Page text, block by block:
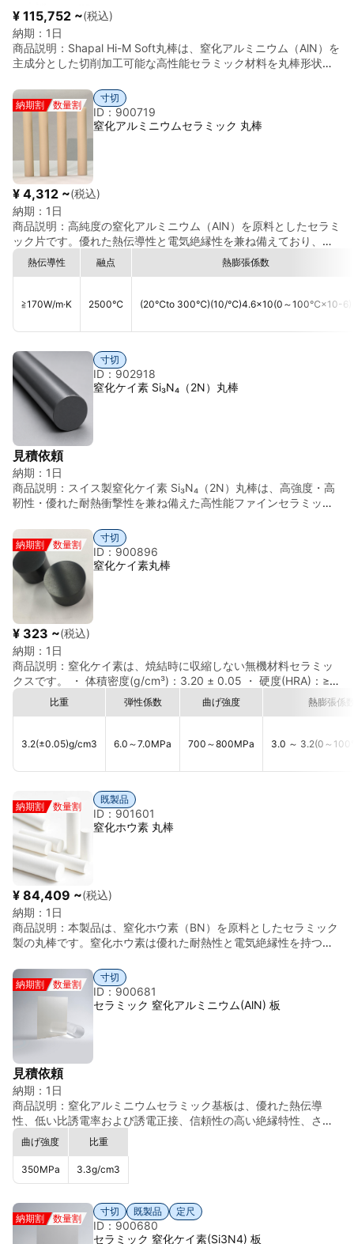
性能を有しています。 ◎高い電気絶縁性 電子機器・半導体用途に
も適しています。 ◎低熱膨張・高寸法安定性 温度変化環境下でも
高い寸法安定性を維持します。 ◎優れた耐熱性 高温環境下でも安
定した性能を維持します。 ◎優れた耐腐食性 化学環境下でも使用
可能です。 ◎高密度材料 密度：約3.3 g/cm³ ◎丸棒形状による高
精密セラミックス 高い品質安定性と加工精度を有しています。
¥ 115,752 ~(税込)
納期： 1日
商品説明： Shapal Hi-M Soft丸棒は、窒化アルミニウム（AlN）を
主成分とした切削加工可能な高性能セラミック材料を丸棒形状に
り、金属加工用の工具で機械加工（切削加工）が可能である点が
大きな特徴である。また、高い熱伝導率、優れた電気絶縁性、良
好な耐熱性を兼ね備えており、電子・半導体分野で広く使用され
ている。 丸棒形状で供給され、半導体装置部材、電子部品用絶縁
容 材料 窒化アルミニウム（AlN） グレード Shapal Hi-M Soft 形
状 丸棒 密度 約2.9 g/cm³ 特徴 切削加工可能、高熱伝導率、電気
絶縁性、耐熱性
納期割 数量割
寸切
ID：900719
窒化アルミニウムセラミック 丸棒
¥ 4,312 ~(税込)
納期： 1日
商品説明： 高純度の窒化アルミニウム（AlN）を原料としたセラミ
ック片です。優れた熱伝導性と電気絶縁性を兼ね備えており、電
子部品や高温環境下での放熱用途に最適です。
熱伝導性
≧170W/m·K
融点
2500℃
熱膨張係数
(20℃to 300℃)(10/℃)4.6×10(0～100℃×10-6)
寸切
ID：902918
窒化ケイ素 Si₃N₄（2N）丸棒
見積依頼
納期： 1日
商品説明： スイス製窒化ケイ素 Si₃N₄（2N）丸棒は、高強度・高
靭性・優れた耐熱衝撃性を兼ね備えた高性能ファインセラミック
と製造されており、均一な材料品質・高い寸法精度・優れた表面
品質を実現しています。 本製品は受注生産（Made-to-Order）に
対応しており、用途に応じたサイズ・仕様のカスタマイズが可能
です。各種サイズ・特注仕様についてもお気軽にお問い合わせく
ださい。 窒化ケイ素（Si₃N₄）は、ファインセラミックス材料の
中でも特に高い強度と靭性を有しており、軽量でありながら優れ
た耐摩耗性を発揮します。また、優れた耐熱衝撃性を有している
ため、急激な温度変化環境下でも安定した性能を維持します。 さ
らに、低密度・高強度・優れた耐腐食性を兼ね備えており、高速
回転用途や高負荷用途、精密用途などに適した先進セラミックス
材料です。電気絶縁性にも優れているため、半導体関連設備や電
子機器用途にも使用されています。 丸棒形状は、精密シャフト・
バルブ部品、精密機械部品など、高い信頼性と耐久性が求められ
イ素（Si₃N₄ / 2N） 高品質ファインセラミックス材料を使用して
います。 ◎高強度・高靭性 割れや欠けに強く、高負荷用途にも対
応可能です。 ◎優れた耐摩耗性 摩耗環境下でも長寿命化に貢献し
ます。 ◎優れた耐熱衝撃性 急激な温度変化環境下でも安定した性
能を維持します。 ◎軽量・高強度 高速回転用途にも適していま
す。 ◎優れた耐腐食性 化学環境下でも使用可能です。 ◎高い電
気絶縁性 電子機器・半導体用途にも適しています。 ◎高密度材料
密度：約3.2 g/cm³ ◎丸棒形状による高い加工汎用性 精密加工・
耐摩耗用途にも対応可能です。 ◎スイス製精密セラミックス 高い
品質安定性と加工精度を有しています。
納期割 数量割
寸切
ID：900896
窒化ケイ素丸棒
¥ 323 ~(税込)
納期： 1日
商品説明： 窒化ケイ素は、焼結時に収縮しない無機材料セラミッ
クスです。 ・ 体積密度(g/cm³)：3.20 ± 0.05 ・ 硬度(HRA)：≥
90 ・ 断裂靭性(MPa·m¹ᐟ²)：6.0 ～ 7.0 ・ 抗弯強度(曲げ強度)
(MPa)：700 ～ 800 ・ 熱膨張係数（室温～500℃）×10⁻⁶
MPa：≥ 1500 ・ 熱伝導率W/(m·K)：15 ～ 20 窒化ケイ素は非常
質の 一つとも言われています。 高強度、低密度、高温耐性などの
るものです。 Si3N4 は、α と β の 二つ結晶構造があり、どちら
も六方晶です。 その分解温度は空気中では 1800℃、110MPa の
窒素中では 1850℃ です。 Si3N4は熱膨張係数が低く、熱伝導率
が高いため、耐熱衝撃性に優れています。 ホットプレスされた窒
化ケイ素焼結体は、1000℃に加熱した後、冷水中に入れても壊れ
ません。 あまり高温でなければ、Si3N4 は高い強度と耐衝撃性を
備えていますが、1200 ℃を超えると使用時間が増加するにつれ
て損傷し、強度が低下します。 1450 ℃を超えると疲労損傷が発
生しやすくなるため、Si3N4 が動作します。 通常使用MAX温度は
1300℃ を超えません。 Si3N4は、密度が低く、鋼や工業用超耐
熱合金鋼に比べてはるかに軽いため、高強度、低密度、高温が要
求される材料に合金鋼の代替としてSi3N4 セラミックスが多く使
用されております。 窒化ケイ素の製造方法： シリコン粉末を原料
として、通常の成型法により所定の形状に成形した後、窒素中
1200℃の高温で予備窒化処理を行い、シリコン粉末の一部が窒素
と反応してシリコンを生成します。この時点でブランク全体はす
でにある程度の強度を持っています。 次に、１３５０℃〜１４５
０℃の高温炉で２回目の窒化を行い、窒化シリコンを反応させま
す。ホットプレス焼結により、理論密度99%の窒化ケイ素を製造
できます。 窒化ケイ素の用途： 1. 冶金産業では、るつぼ、マッフ
ル炉、バーナー、発熱体固定具、鋳型、アルミニウム導管、熱電
対保護スリーブ、アルミニウム電解槽ライニング、その他の熱機
器コンポーネントを製造してます。 2. 機械製造業界では、高速旋
削工具、ベアリング、金属部品の熱処理用サポート、ローター エ
レードを製造しています。 3. ボールバルブ、ポンプ本体、シーリ
単体、燃焼ボート、蒸発皿として化学工業で使用されます。 4. 半
導体、航空、原子力などの産業においては、スイッチング回路基
板、フィルムコンデンサ、高温や急激な温度変化に耐える電気絶
比重
3.2(±0.05)g/cm3
弾性係数
6.0～7.0MPa
曲げ強度
700～800MPa
熱膨張係
3.0 ～ 3.2(0～
納期割 数量割
既製品
ID：901601
窒化ホウ素 丸棒
¥ 84,409 ~(税込)
納期： 1日
商品説明： 本製品は、窒化ホウ素（BN）を原料としたセラミック
製の丸棒です。窒化ホウ素は優れた耐熱性と電気絶縁性を持つ材
ことが特徴です。また、熱伝導性にも優れており、熱衝撃に強い
性質を持っています。 さらに、窒化ホウ素は自己潤滑性を持つた
め、摩擦係数が低く、摺動部材や離型部材としても利用されるこ
対して耐性を持つため、厳しい環境下での使用にも適していま
すく、半導体装置部品、絶縁部材、耐熱部材、研究開発用途など
幅広い分野で使用されています。 密度（Density）：約 1.9 ～ 2.1
g/cm³
納期割 数量割
寸切
ID：900681
セラミック 窒化アルミニウム(AlN) 板
見積依頼
納期： 1日
商品説明： 窒化アルミニウムセラミック基板は、優れた熱伝導
性、低い比誘電率および誘電正接、信頼性の高い絶縁特性、さら
に優れた機械特性を有し、無毒で高温環境や化学腐食にも強い材
料です。 高熱伝導率・高強度など、熱特性、機械特性および電気
特性において非常に優れています。
曲げ強度
350MPa
比重
3.3g/cm3
納期割 数量割
寸切 既製品 定尺
ID：900680
セラミック 窒化ケイ素(Si3N4) 板